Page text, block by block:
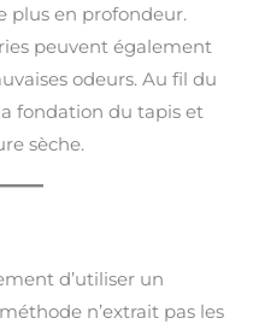
plus en profondeur.
peuvent également
odeurs. Au fil du
fondation du tapis et
sèche.
d’utiliser un
n’extrait pas les